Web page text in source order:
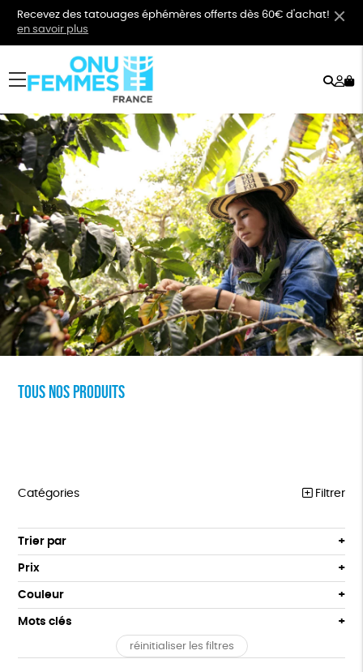
Recevez des tatouages éphémères offerts dès 60€ d'achat!
en savoir plus
menu
Tous nos produits
Catégories Filtrer
VÊTEMENTS
BIJOUX
BIEN-ÊTRE
ÉPICERIE
Trier par
Par défaut
Popularité
Prix : du - cher au + cher
Prix : du + cher au - cher
Prix
Tous
0 € - 50 €
Couleur
Orange
Mots clés
Fabriqué en Europe Fabriqué en France
réinitialiser les filtres